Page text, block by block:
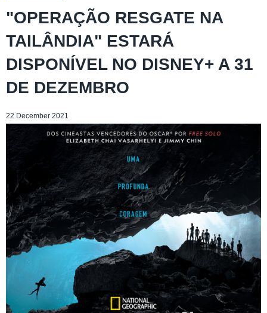
"OPERAÇÃO RESGATE NA
TAILÂNDIA" ESTARÁ
DISPONÍVEL NO DISNEY+ A 31
DE DEZEMBRO
22 December 2021